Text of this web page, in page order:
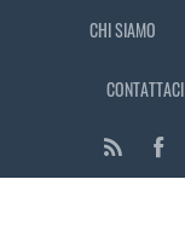
CHI SIAMO
CONTATTACI